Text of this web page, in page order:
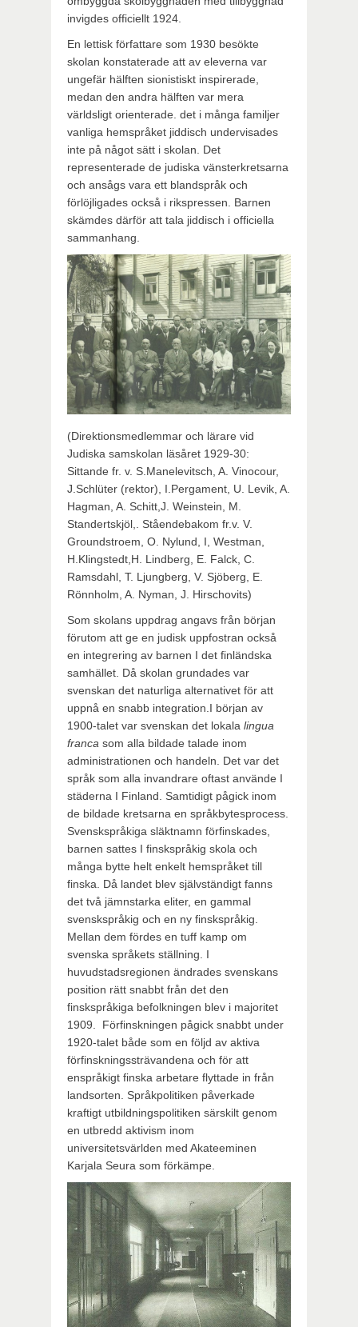
invigdes officiellt 1924.
En lettisk författare som 1930 besökte
skolan konstaterade att av eleverna var
ungefär hälften sionistiskt inspirerade,
medan den andra hälften var mera
världsligt orienterade. det i många familjer
vanliga hemspråket jiddisch undervisades
inte på något sätt i skolan. Det
representerade de judiska vänsterkretsarna
och ansågs vara ett blandspråk och
förlöjligades också i rikspressen. Barnen
skämdes därför att tala jiddisch i officiella
sammanhang.
(Direktionsmedlemmar och lärare vid
Judiska samskolan läsåret 1929-30:
Sittande fr. v. S.Manelevitsch, A. Vinocour,
J.Schlüter (rektor), I.Pergament, U. Levik, A.
Hagman, A. Schitt,J. Weinstein, M.
Standertskjöl,. Ståendebakom fr.v. V.
Groundstroem, O. Nylund, I, Westman,
H.Klingstedt,H. Lindberg, E. Falck, C.
Ramsdahl, T. Ljungberg, V. Sjöberg, E.
Rönnholm, A. Nyman, J. Hirschovits)
Som skolans uppdrag angavs från början
förutom att ge en judisk uppfostran också
en integrering av barnen I det finländska
samhället. Då skolan grundades var
svenskan det naturliga alternativet för att
uppnå en snabb integration.I början av
1900-talet var svenskan det lokala lingua
franca som alla bildade talade inom
administrationen och handeln. Det var det
språk som alla invandrare oftast använde I
städerna I Finland. Samtidigt pågick inom
de bildade kretsarna en språkbytesprocess.
Svenskspråkiga släktnamn förfinskades,
barnen sattes I finskspråkig skola och
många bytte helt enkelt hemspråket till
finska. Då landet blev självständigt fanns
det två jämnstarka eliter, en gammal
svenskspråkig och en ny finskspråkig.
Mellan dem fördes en tuff kamp om
svenska språkets ställning. I
huvudstadsregionen ändrades svenskans
position rätt snabbt från det den
finskspråkiga befolkningen blev i majoritet
1909. Förfinskningen pågick snabbt under
1920-talet både som en följd av aktiva
förfinskningssträvandena och för att
enspråkigt finska arbetare flyttade in från
landsorten. Språkpolitiken påverkade
kraftigt utbildningspolitiken särskilt genom
en utbredd aktivism inom
universitetsvärlden med Akateeminen
Karjala Seura som förkämpe.